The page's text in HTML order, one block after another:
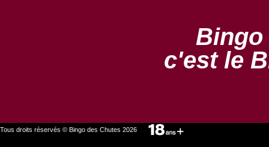
Bingo
c'est le
Tous droits réservés © Bingo des Chutes 2026